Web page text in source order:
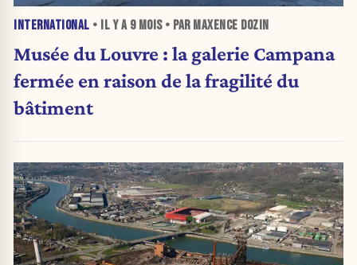
INTERNATIONAL • IL Y A 9 MOIS• PAR MAXENCE DOZIN
Musée du Louvre : la galerie Campana
fermée en raison de la fragilité du
bâtiment